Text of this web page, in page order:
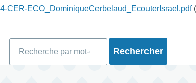
4-CER-ECO_DominiqueCerbelaud_EcouterIsrael.pdf